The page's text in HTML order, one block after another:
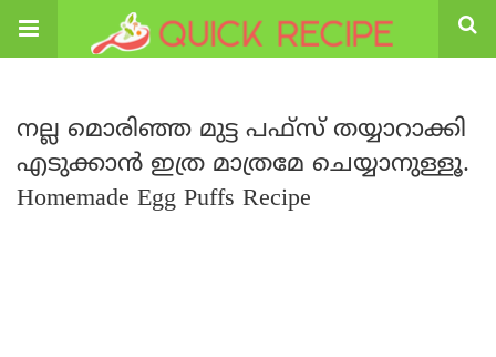
നല്ല മൊരിഞ്ഞ മുട്ട പഫ്സ് തയ്യാറാക്കി
എടുക്കാൻ ഇത്ര മാത്രമേ ചെയ്യാനുള്ളൂ.
Homemade Egg Puffs Recipe